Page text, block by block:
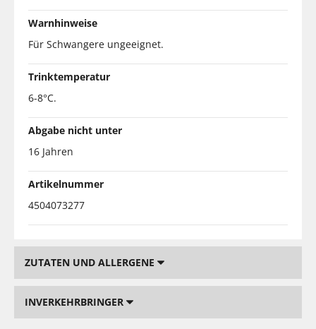
Warnhinweise
Für Schwangere ungeeignet.
Trinktemperatur
6-8°C.
Abgabe nicht unter
16 Jahren
Artikelnummer
4504073277
ZUTATEN UND ALLERGENE
INVERKEHRBRINGER